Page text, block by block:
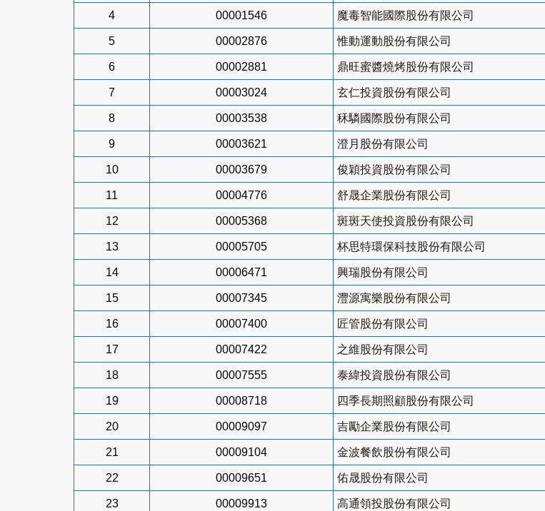
4 00001546 魔毒智能國際股份有限公司
5 00002876 惟動運動股份有限公司
6 00002881 鼎旺蜜醬燒烤股份有限公司
7 00003024 玄仁投資股份有限公司
8 00003538 秝驎國際股份有限公司
9 00003621 澄月股份有限公司
10 00003679 俊穎投資股份有限公司
11 00004776 舒晟企業股份有限公司
12 00005368 斑斑天使投資股份有限公司
13 00005705 杯思特環保科技股份有限公司
14 00006471 興瑞股份有限公司
15 00007345 灃源寓樂股份有限公司
16 00007400 匠管股份有限公司
17 00007422 之維股份有限公司
18 00007555 泰緯投資股份有限公司
19 00008718 四季長期照顧股份有限公司
20 00009097 吉勵企業股份有限公司
21 00009104 金波餐飲股份有限公司
22 00009651 佑晟股份有限公司
23 00009913 高通領投股份有限公司